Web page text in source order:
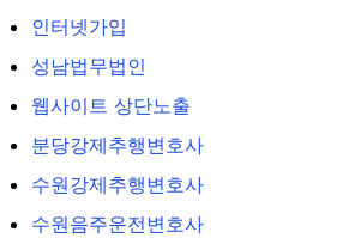
인터넷가입
성남법무법인
웹사이트 상단노출
분당강제추행변호사
수원강제추행변호사
수원음주운전변호사